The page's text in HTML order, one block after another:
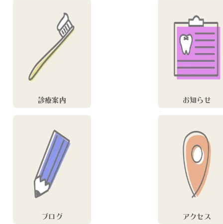
診療案内 お知らせ
ブログ アクセス